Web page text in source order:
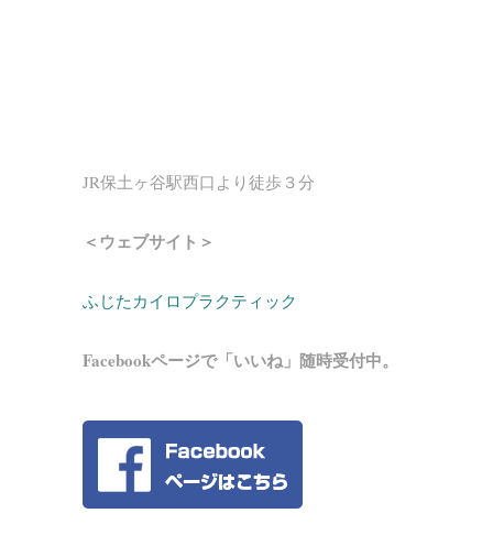
JR保土ヶ谷駅西口より徒歩３分
＜ウェブサイト＞
ふじたカイロプラクティック
Facebookページで「いいね」随時受付中。